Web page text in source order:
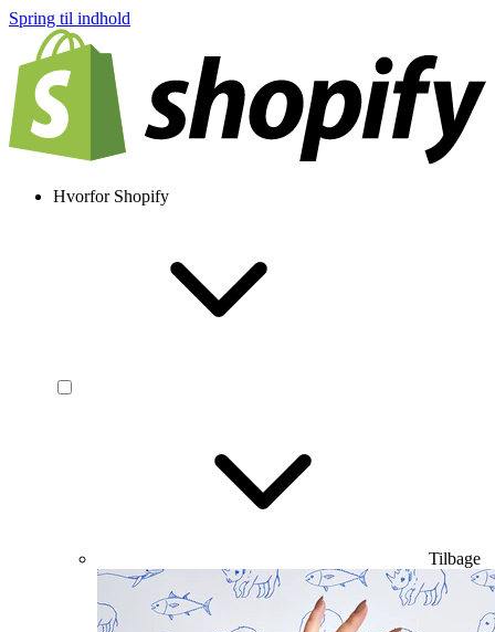
Spring til indhold
Hvorfor Shopify
Tilbage